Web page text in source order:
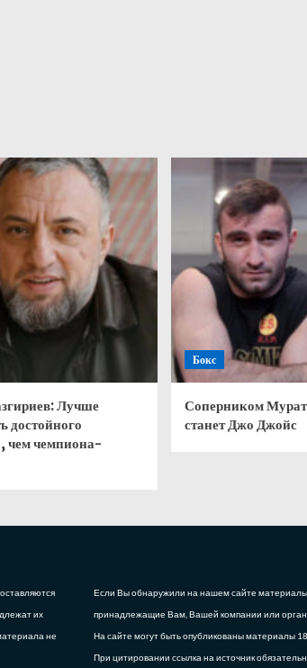
Лучше
достойного
чем чемпиона-
Бокс
Соперником
станет Джо Джойс
их
не
Если Вы обнаружили на нашем сайте
принадлежащие Вам, Вашей компании или
На сайте могут быть опубликованы материалы
При цитировании ссылка на источник